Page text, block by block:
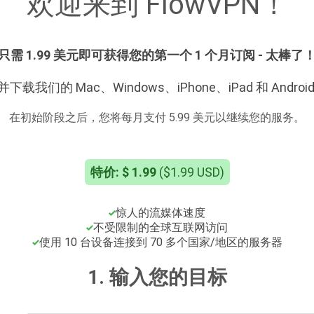
只需 1.99 美元即可获得您的第一个 1 个月订阅 - 太棒了！
下载我们的 Mac、Windows、iPhone、iPad 和 Android
在初始阶段之后，您将每月支付 5.99 美元以继续您的服务。
特价: $ 1.99($1.99 USD)
惊人的流媒体速度
不受限制的全球互联网访问
使用 10 台设备连接到 70 多个国家/地区的服务器
1. 输入您的目标